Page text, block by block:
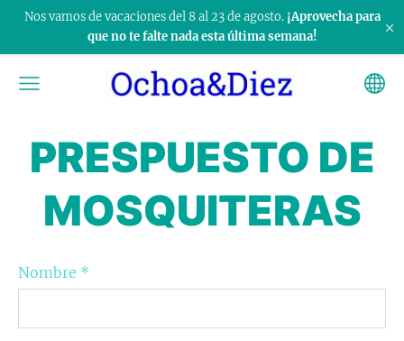
Nos vamos de vacaciones del 8 al 23 de agosto. ¡Aprovecha para
que no te falte nada esta última semana!
×
PRESPUESTO DE
MOSQUITERAS
Nombre *